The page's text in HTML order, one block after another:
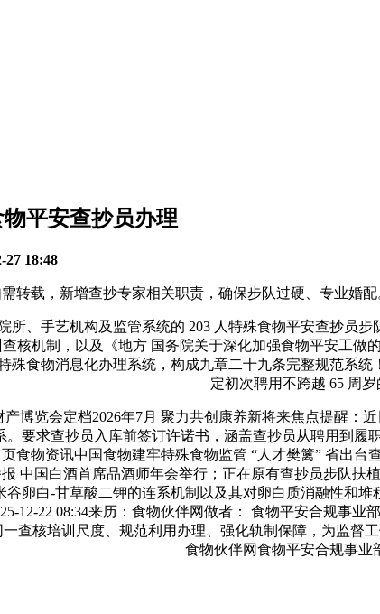
平安查抄员办理
27 18:48
载，新增查抄专家相关职责，确保步队过硬、专业婚配
、手艺机构及监管系统的 203 人特殊食物平安查抄员
核机制，以及《地方 国务院关于深化加强食物平安工
殊食物消息化办理系统，构成九章二十九条完整规范系
定初次聘用不跨越 65 周岁
览会定档2026年7月 聚力共创康养新将来焦点提醒：
。要求查抄员入库前签订许诺书，涵盖查抄员从聘用到
食物资讯中国食物建牢特殊食物监管 “人才樊篱” 省出
中国白酒首席品酒师年会举行；正在原有查抄员步队
卵白-甘草酸二钾的连系机制以及其对卵白质消融性和
12-22 08:34来历：食物伙伴网做者： 食物平安合规事
查核培训尺度、规范利用办理、强化轨制保障，为监
食物伙伴网食物平安合规事业